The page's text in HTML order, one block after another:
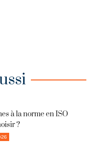
à la norme en ISO
?